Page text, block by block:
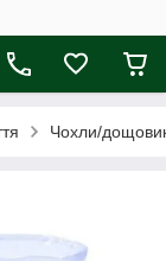
Чохли/